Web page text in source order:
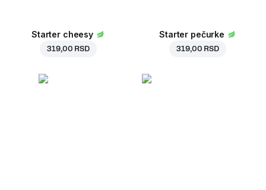
Starter cheesy
319,00 RSD
Starter pečurke
319,00 RSD